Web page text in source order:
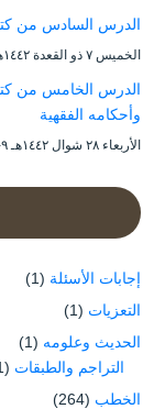
الدرس السادس من
الخميس ۷ ذو القعدة ۱٤٤۲هـ ۱۷-٦-۲۰۲۱م
الدرس الخامس من
وأحكامه الفقهية
الأربعاء ۲۸ شوال ۱٤٤۲هـ ۹-٦-۲۰۲۱م
إجابات الأسئلة (1)
التعزيات (1)
الحديث وعلومه (1)
التراجم والطبقات (1)
الخطب (264)